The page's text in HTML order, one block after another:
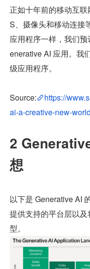
正如十年前的移动互
S、摄像头和移动连接
应用程序一样，我们
enerative AI 应用。我
级应用程序。
Source:
https://
ai-a-creative-new-
2
想
以下是 Generative AI
提供支持的平台层以
型。